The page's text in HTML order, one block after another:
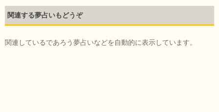
関連する夢占いもどうぞ
関連しているであろう夢占いなどを自動的に表示しています。